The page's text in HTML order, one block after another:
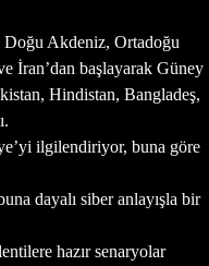
Akdeniz, Ortadoğu
İran’dan başlayarak Güney
Hindistan, Bangladeş,
ilgilendiriyor, buna göre
dayalı siber anlayışla bir
hazır senaryolar